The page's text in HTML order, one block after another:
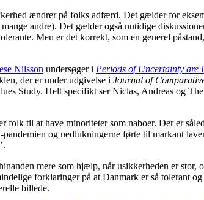
ændrer på folks adfærd. Det gælder for
andre). Det gælder også nutidige
Men er det korrekt, som en generel
Nilsson undersøger i Periods of Uncertainty are
der er under udgivelse i Journal of
Study. Helt specifikt ser Niclas, Andreas og
folk til at have minoriteter som naboer. Der er
og nedlukningerne førte til markant
mere som hjælp, når usikkerheden er stor,
forklaringer på at Danmark er så tolerant
billede.